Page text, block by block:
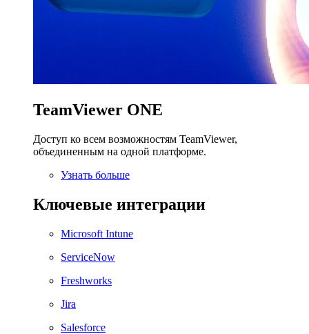
TeamViewer ONE
Доступ ко всем возможностям TeamViewer,
объединенным на одной платформе.
Узнать больше
Ключевые интеграции
Microsoft Intune
ServiceNow
Freshworks
Jira
Salesforce